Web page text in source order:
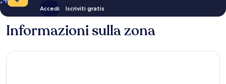
Accedi Iscriviti gratis
Informazioni sulla zona